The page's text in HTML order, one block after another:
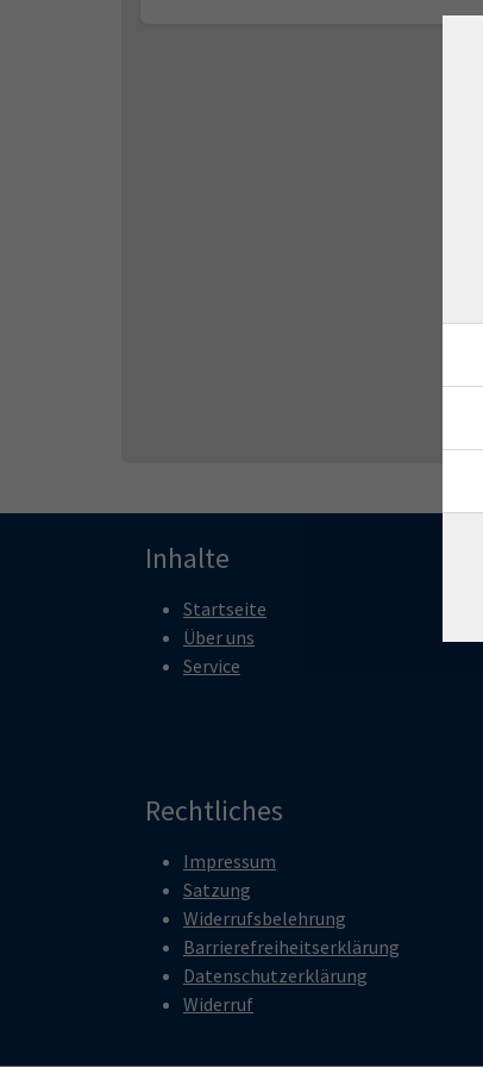
Inhalte
Startseite
Über uns
Service
Rechtliches
Impressum
Satzung
Widerrufsbelehrung
Barrierefreiheitserklärung
Datenschutzerklärung
Widerruf